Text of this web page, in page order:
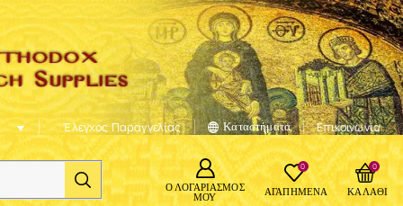
Έλεγχος Παραγγελίας Καταστήματα Επικοινωνία
Ο ΛΟΓΑΡΙΑΣΜΌΣ
ΜΟΥ
0
ΑΓΑΠΗΜΈΝΑ
0
ΚΑΛΆΘΙ